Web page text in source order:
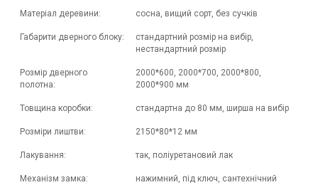
Матеріал деревини: сосна, вищий сорт, без сучків
Габарити дверного блоку:
стандартний розмір на вибір,
нестандартний розмір
Розмір дверного
полотна:
2000*600, 2000*700, 2000*800,
2000*900 мм
Товщина коробки: стандартна до 80 мм, ширша на вибір
Розміри лиштви: 2150*80*12 мм
Лакування: так, поліуретановий лак
Механізм замка: нажимний, під ключ, сантехнічний